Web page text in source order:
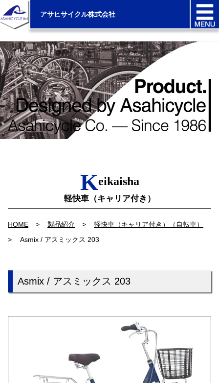
アサヒサイクル株式会社
Keikaisha
軽快車（キャリア付き）
HOME 製品紹介
軽快車（キャリア付き）（自転車）
Asmix / アスミックス 203
Asmix / アスミックス 203